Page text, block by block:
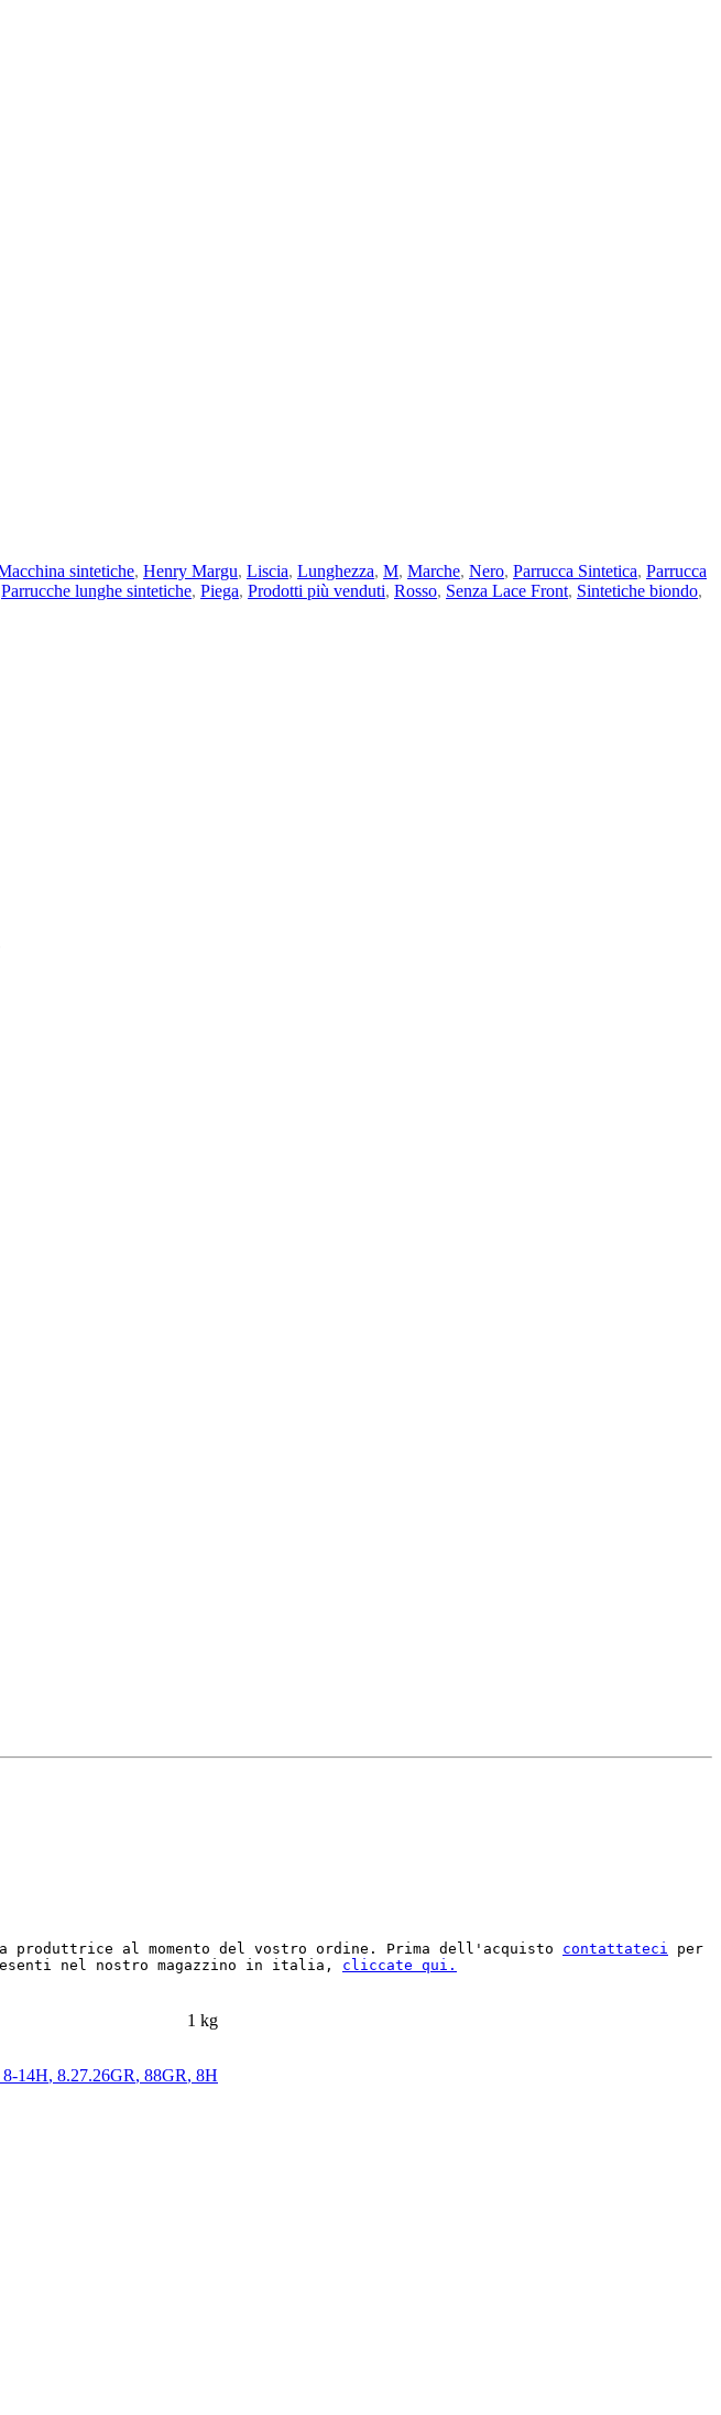
sintetiche, Henry Margu, Liscia, Lunghezza, M, Marche, Nero, Parrucca Sintetica, Parrucca
Parrucche lunghe sintetiche, Piega, Prodotti più venduti, Rosso, Senza Lace Front, Sintetiche biondo,
al momento del vostro ordine. Prima dell'acquisto contattateci
per
nel nostro magazzino in italia, cliccate qui.
1 kg
8-14H, 8.27.26GR, 88GR, 8H